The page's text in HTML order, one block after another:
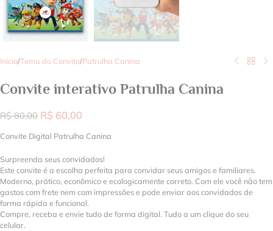
Início/Tema do Convite/Patrulha Canina
Convite interativo Patrulha Canina
R$80,00 R$ 60,00
Convite Digital Patrulha Canina
Surpreenda seus convidados!
Este convite é a escolha perfeita para convidar seus amigos e familiares.
Moderno, prático, econômico e ecologicamente correto. Com ele você não tem
gastos com frete nem com impressões e pode enviar aos convidados de
forma rápida e funcional.
Compre, receba e envie tudo de forma digital. Tudo a um clique do seu
celular.